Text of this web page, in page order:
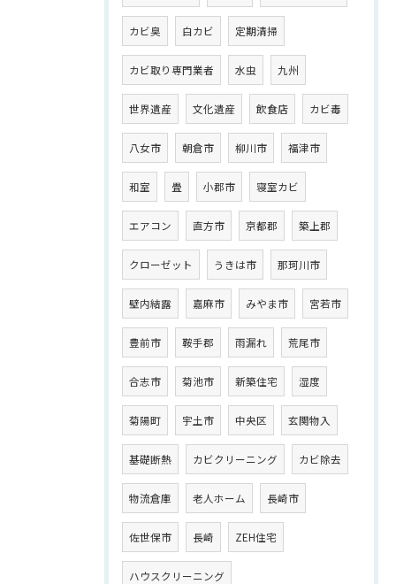
カビ臭 白カビ 定期清掃
カビ取り専門業者 水虫 九州
世界遺産 文化遺産 飲食店 カビ毒
八女市 朝倉市 柳川市 福津市
和室 畳 小郡市 寝室カビ
エアコン 直方市 京都郡 築上郡
クローゼット うきは市 那珂川市
壁内結露 嘉麻市 みやま市 宮若市
豊前市 鞍手郡 雨漏れ 荒尾市
合志市 菊池市 新築住宅 湿度
菊陽町 宇土市 中央区 玄関物入
基礎断熱 カビクリーニング カビ除去
物流倉庫 老人ホーム 長崎市
佐世保市 長崎 ZEH住宅
ハウスクリーニング